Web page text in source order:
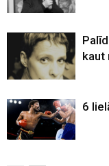
kaut
6